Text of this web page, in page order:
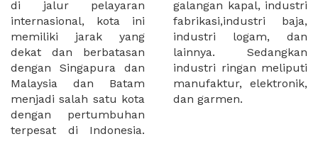
di jalur pelayaran
internasional, kota ini
memiliki jarak yang
dekat dan berbatasan
dengan Singapura dan
Malaysia dan Batam
menjadi salah satu kota
dengan pertumbuhan
terpesat di Indonesia.
galangan kapal, industri
fabrikasi,industri baja,
industri logam, dan
lainnya. Sedangkan
industri ringan meliputi
manufaktur, elektronik,
dan garmen.